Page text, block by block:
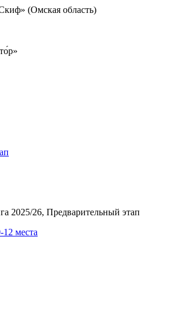
(Омская область)
2025/26, Предварительный этап
места